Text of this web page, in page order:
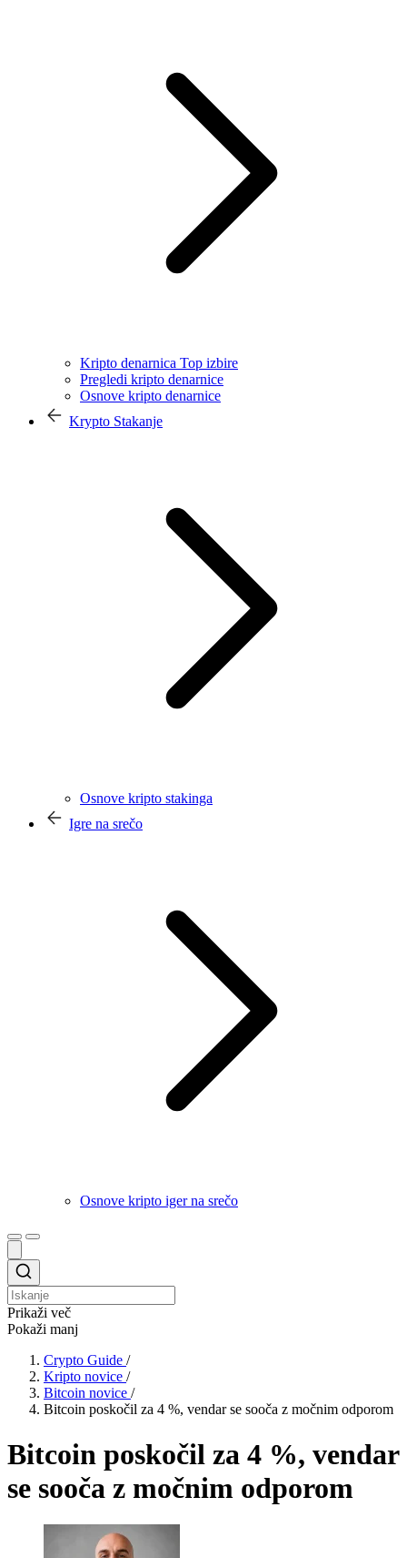
Kripto denarnica Top izbire
Pregledi kripto denarnice
Osnove kripto denarnice
Krypto Stakanje
Osnove kripto stakinga
Igre na srečo
Osnove kripto iger na srečo
Prikaži več
Pokaži manj
Crypto Guide /
Kripto novice /
Bitcoin novice /
Bitcoin poskočil za 4 %, vendar se sooča z močnim odporom
Bitcoin poskočil za 4 %, vendar
se sooča z močnim odporom